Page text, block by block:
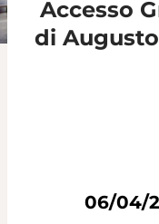
Accesso
di
06/04/